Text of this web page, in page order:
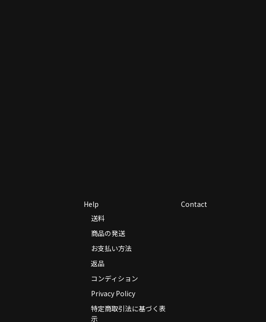
Help
送料
商品の発送
お支払い方法
返品
コンディション
Privacy Policy
特定商取引法に基づく表
示
Contact